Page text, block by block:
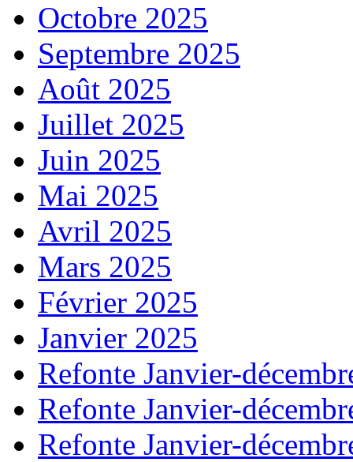
Octobre 2025
Septembre 2025
Août 2025
Juillet 2025
Juin 2025
Mai 2025
Avril 2025
Mars 2025
Février 2025
Janvier 2025
Refonte Janvier-
Refonte Janvier-
Refonte Janvier-